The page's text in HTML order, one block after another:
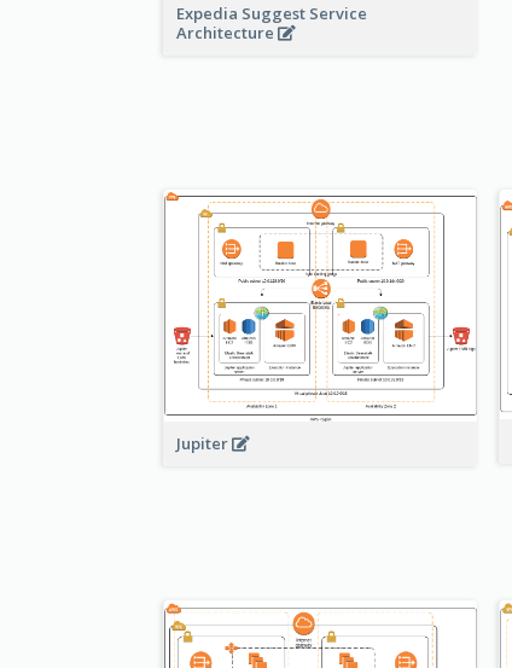
Expedia Suggest Service
Architecture
Jupiter